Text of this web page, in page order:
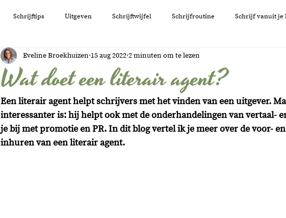
Schrijftips Uitgeven Schrijftwijfel Schrijfroutine Schrijf vanuit je
Intuïtie Ondernemen Interview Feedback
Wat doet een literair agent?
Eveline Broekhuizen 15 aug 2022 2 minuten om te lezen
Een literair agent helpt schrijvers met het vinden van een uitgever.
interessanter is: hij helpt ook met de onderhandelingen van vertaal-
je bij met promotie en PR. In dit blog vertel ik je meer over de voor-
inhuren van een literair agent.